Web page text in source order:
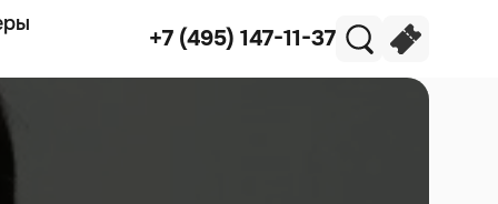
+7 (495) 147-11-37